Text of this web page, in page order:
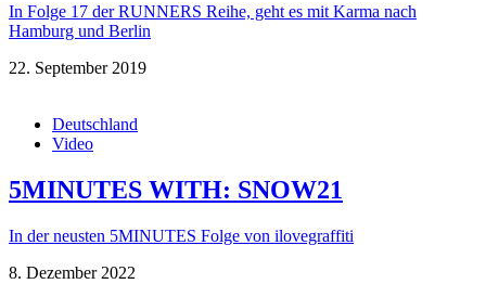
In Folge 17 der RUNNERS Reihe, geht es mit Karma nach
Hamburg und Berlin
22. September 2019
Deutschland
Video
5MINUTES WITH: SNOW21
In der neusten 5MINUTES Folge von ilovegraffiti
8. Dezember 2022